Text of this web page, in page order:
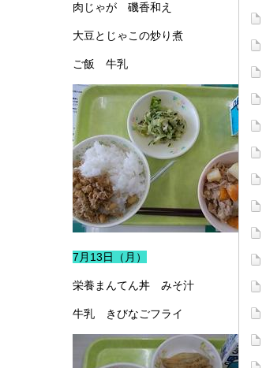
肉じゃが 磯香和え
大豆とじゃこの炒り煮
ご飯 牛乳
7月13日（月）
栄養まんてん丼 みそ汁
牛乳 きびなごフライ